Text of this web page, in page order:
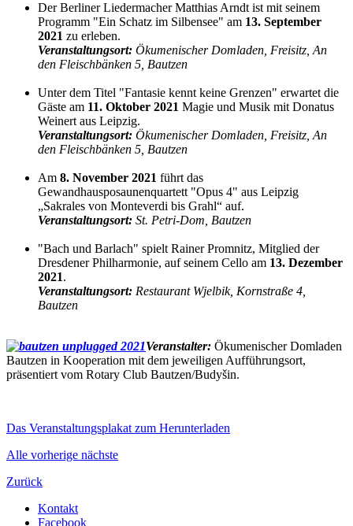
Der Berliner Liedermacher Matthias Arndt ist mit seinem
Programm "Ein Schatz im Silbensee" am 13. September
2021 zu erleben.
Veranstaltungsort: Ökumenischer Domladen, Freisitz, An
den Fleischbänken 5, Bautzen
Unter dem Titel "Fantasie kennt keine Grenzen" erwartet die
Gäste am 11. Oktober 2021 Magie und Musik mit Donatus
Weinert aus Leipzig.
Veranstaltungsort: Ökumenischer Domladen, Freisitz, An
den Fleischbänken 5, Bautzen
Am 8. November 2021 führt das
Gewandhausposaunenquartett "Opus 4" aus Leipzig
„Sakrales von Monteverdi bis Grahl“ auf.
Veranstaltungsort: St. Petri-Dom, Bautzen
"Bach und Barlach" spielt Rainer Promnitz, Mitglied der
Dresdener Philharmonie, auf seinem Cello am 13. Dezember
2021.
Veranstaltungsort: Restaurant Wjelbik, Kornstraße 4,
Bautzen
Veranstalter: Ökumenischer Domladen
Bautzen in Kooperation mit dem jeweiligen Aufführungsort,
präsentiert vom Rotary Club Bautzen/Budyšin.
Das Veranstaltungsplakat zum Herunterladen
Alle vorherige nächste
Zurück
Kontakt
Facebook